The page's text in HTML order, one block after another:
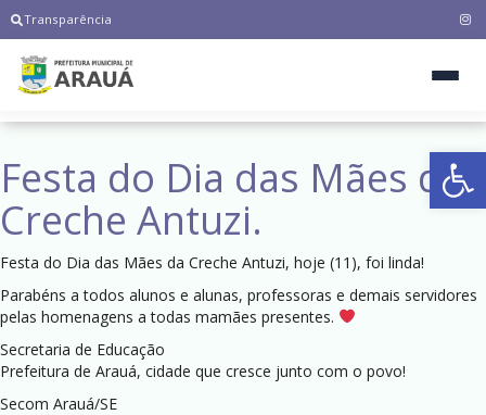
Transparência
Festa do Dia das Mães da
Creche Antuzi.
Festa do Dia das Mães da Creche Antuzi, hoje (11), foi linda!
Parabéns a todos alunos e alunas, professoras e demais servidores
pelas homenagens a todas mamães presentes.
Secretaria de Educação
Prefeitura de Arauá, cidade que cresce junto com o povo!
Secom Arauá/SE